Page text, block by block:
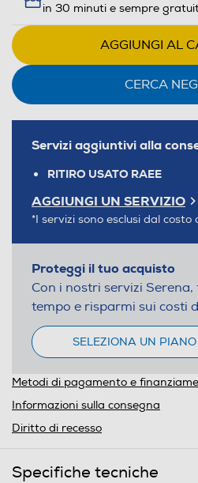
in 30 minuti e sempre
AGGIUNGI AL
CERCA
Servizi aggiuntivi alla
RITIRO USATO RAEE
AGGIUNGI UN SERVIZIO
*I servizi sono esclusi dal costo
Proteggi il tuo acquisto
Con i nostri servizi Serena,
tempo e risparmi sui costi
SELEZIONA UN PIANO
Metodi di pagamento e
Informazioni sulla consegna
Diritto di recesso
Specifiche tecniche